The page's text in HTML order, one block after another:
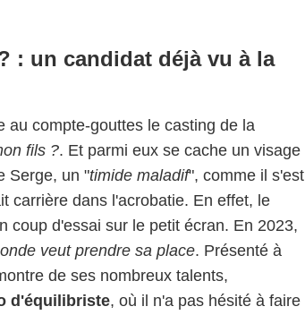
: un candidat déjà vu à la
au compte-gouttes le casting de la
fils ?. Et parmi eux se cache un visage
Serge, un "timide maladif", comme il s'est
carrière dans l'acrobatie. En effet, le
coup d'essai sur le petit écran. En 2023,
veut prendre sa place. Présenté à
de ses nombreux talents,
d'équilibriste, où il n'a pas hésité à faire